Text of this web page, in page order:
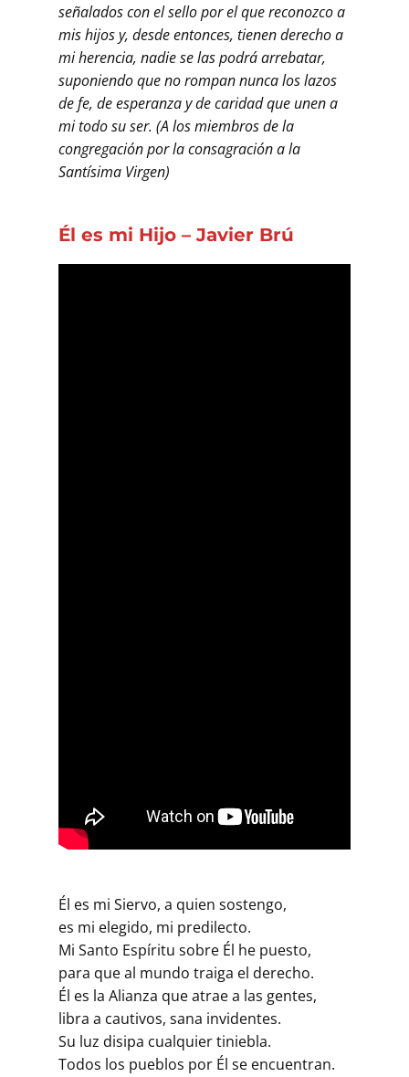
señalados con el sello por el que reconozco a
mis hijos y, desde entonces, tienen derecho a
mi herencia, nadie se las podrá arrebatar,
suponiendo que no rompan nunca los lazos
de fe, de esperanza y de caridad que unen a
mi todo su ser. (A los miembros de la
congregación por la consagración a la
Santísima Virgen)
Él es mi Hijo – Javier Brú
Él es mi Siervo, a quien sostengo,
es mi elegido, mi predilecto.
Mi Santo Espíritu sobre Él he puesto,
para que al mundo traiga el derecho.
Él es la Alianza que atrae a las gentes,
libra a cautivos, sana invidentes.
Su luz disipa cualquier tiniebla.
Todos los pueblos por Él se encuentran.